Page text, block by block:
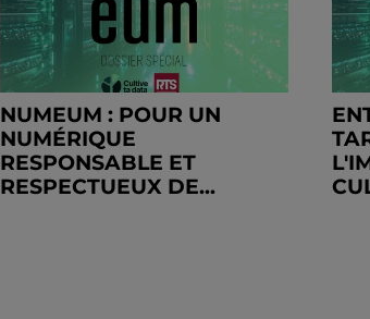
NUMEUM : POUR UN
NUMÉRIQUE
RESPONSABLE ET
RESPECTUEUX DE...